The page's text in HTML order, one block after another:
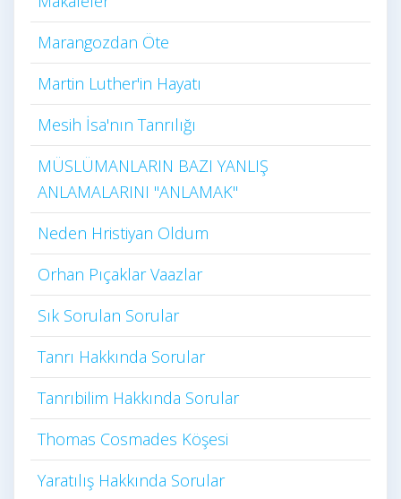
Marangozdan Öte
Martin Luther'in Hayatı​
Mesih İsa'nın Tanrılığı​
MÜSLÜMANLARIN BAZI YANLIŞ
ANLAMALARINI "ANLAMAK"
Neden Hristiyan Oldum​
Orhan Pıçaklar Vaazlar
Sık Sorulan Sorular
Tanrı Hakkında Sorular
Tanrıbilim Hakkında Sorular
Thomas Cosmades Köşesi
Yaratılış Hakkında Sorular